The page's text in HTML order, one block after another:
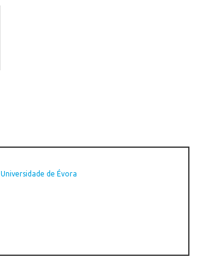
Universidade de Évora